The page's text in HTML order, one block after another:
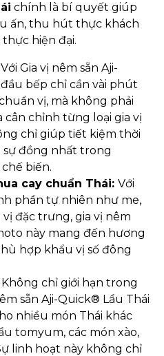
chính là bí quyết giúp
ấn, thu hút thực khách
hiện đại.
Với Gia vị nêm sẵn Aji-
bếp chỉ cần vài phút
vị, mà không phải
cân chỉnh từng loại gia vị
chỉ giúp tiết kiệm thời
sự đồng nhất trong
biến.
cay chuẩn Thái: Với
phần tự nhiên như me,
vị đặc trưng, gia vị nêm
này mang đến hương
hợp khẩu vị số đông
Không chỉ giới hạn trong
sẵn Aji-Quick® Lẩu Thái
nhiều món Thái khác
tomyum, các món xào,
linh hoạt này không chỉ